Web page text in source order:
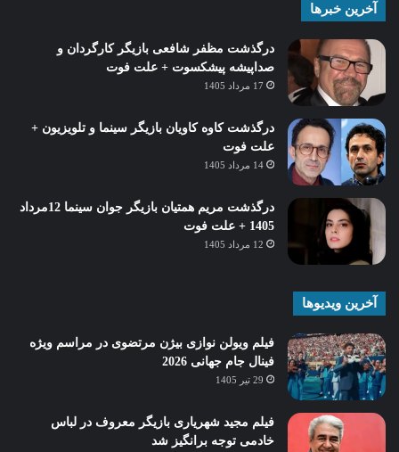
آخرین خبرها
درگذشت مظفر شافعی بازیگر کارگردان و
صداپیشه پیشکسوت + علت فوت
17 مرداد 1405
درگذشت کاوه کاویان بازیگر سینما و تلویزیون +
علت فوت
14 مرداد 1405
درگذشت مریم همتیان بازیگر جوان سینما 12مرداد
1405 + علت فوت
12 مرداد 1405
آخرین ویدیوها
فیلم ویولن نوازی بیژن مرتضوی در مراسم ویژه
فینال جام جهانی 2026
29 تیر 1405
فیلم مجید شهریاری بازیگر معروف در لباس
خادمی توجه برانگیز شد